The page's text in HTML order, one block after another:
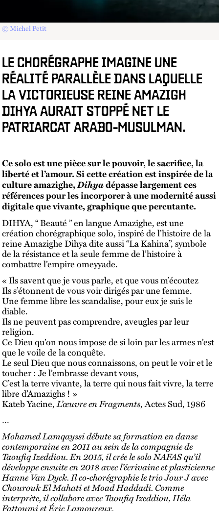
© Michel Petit
LE CHORÉGRAPHE IMAGINE UNE
RÉALITÉ PARALLÈLE DANS LAQUELLE
LA VICTORIEUSE REINE AMAZIGH
DIHYA AURAIT STOPPÉ NET LE
PATRIARCAT ARABO-MUSULMAN.
Ce solo est une pièce sur le pouvoir, le sacrifice, la
liberté et l’amour. Si cette création est inspirée de la
culture amazighe,Dihyadépasse largement ces
références pour les incorporer à une modernité aussi
digitale que vivante, graphique que percutante.
DIHYA, “ Beauté ” en langue Amazighe, est une
création chorégraphique solo, inspiré de l’histoire de la
reine Amazighe Dihya dite aussi “La Kahina”, symbole
de la résistance et la seule femme de l’histoire à
combattre l’empire omeyyade.
« Ils savent que je vous parle, et que vous m’écoutez
Ils s’étonnent de vous voir dirigés par une femme.
Une femme libre les scandalise, pour eux je suis le
diable.
Ils ne peuvent pas comprendre, aveugles par leur
religion.
Ce Dieu qu’on nous impose de si loin par les armes n’est
que le voile de la conquête.
Le seul Dieu que nous connaissons, on peut le voir et le
toucher : Je l’embrasse devant vous,
C’est la terre vivante, la terre qui nous fait vivre, la terre
libre d’Amazighs ! »
Kateb Yacine,L’œuvre en Fragments, Actes Sud, 1986
…
Mohamed Lamqayssi débute sa formation en danse
contemporaine en 2011 au sein de la compagnie de
Taoufiq Izeddiou. En 2015, il crée le solo NAFAS qu’il
développe ensuite en 2018 avec l’écrivaine et plasticienne
Hanne Van Dyck. Il co-chorégraphie le trio Jour J avec
Chourouk El Mahati et Moad Haddadi. Comme
interprète, il collabore avec Taoufiq Izeddiou, Héla
Fattoumi et Éric Lamoureux.